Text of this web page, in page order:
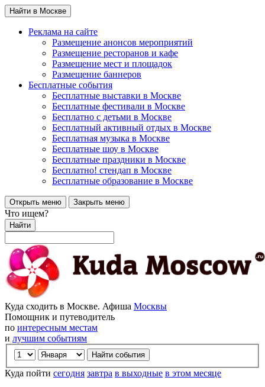
Найти в Москве
Реклама на сайте
Размещение анонсов мероприятий
Размещение ресторанов и кафе
Размещение мест и площадок
Размещение баннеров
Бесплатные события
Бесплатные выставки в Москве
Бесплатные фестивали в Москве
Бесплатно с детьми в Москве
Бесплатный активный отдых в Москве
Бесплатная музыка в Москве
Бесплатные шоу в Москве
Бесплатные праздники в Москве
Бесплатно! стендап в Москве
Бесплатные образование в Москве
Открыть меню Закрыть меню
Что ищем?
Найти
Куда сходить в Москве. Афиша Москвы
Помощник и путеводитель
по интересным местам
и лучшим событиям
Куда пойти сегодня завтра в выходные в этом месяце